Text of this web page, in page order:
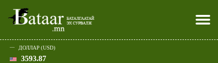
ДОЛЛАР (USD)
3593.87